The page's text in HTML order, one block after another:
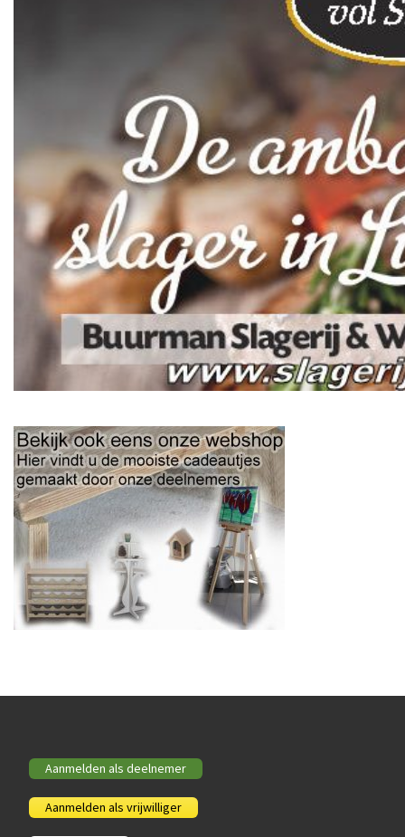
Aanmelden als deelnemer
Aanmelden als vrijwilliger